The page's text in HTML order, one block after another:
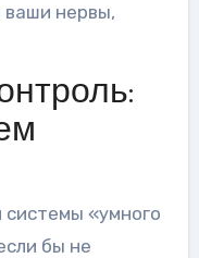
ваши нервы,
«умного
бы не